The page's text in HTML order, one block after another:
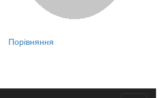
Порівняння